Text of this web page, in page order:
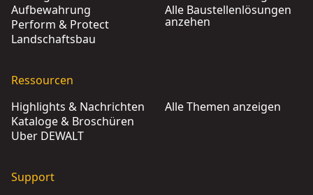
Aufbewahrung
Perform & Protect
Landschaftsbau
Alle Baustellenlösungen
anzehen
Ressourcen
Highlights & Nachrichten
Kataloge & Broschüren
Über DEWALT
Alle Themen anzeigen
Support